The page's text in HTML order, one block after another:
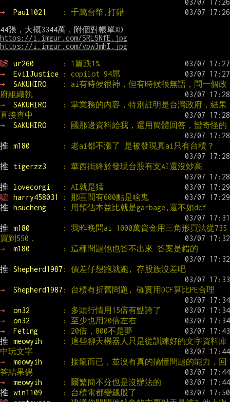
→ Paul1021
: 千萬台幣,打錯
https://i.imgur.com/SRL5NfE.jpg
https://i.imgur.com/vpw3mhI.jpg
噓
ur260
: 1篇跌1%
→
EvilJustice
: copilot 94屌
→
SAKUHIRO
: ai有時候很神，但有時候很無語，問一個政
府組織執
→
SAKUHIRO
: 掌業務的內容，特別註明是台灣政府，結果
直接查中
→
SAKUHIRO : 國那邊資料給我，還用簡體回答，蠻奇怪的
推 m180 : 老ai都不漲了 是被發現真ai只有台積？
推 tigerzz3 : 華西街終於發現台股有支AI還沒炒高
推 lovecorgi
: AI就是猛
噓
harry458031
: 那區間有600點是啥鬼
推
hsucheng : 用預估本益比就是garbage,還不如dcf
推 m180
: 我昨晚問ai 1000萬資金用三角形買法從735
買到550，
→
m180 : 這種問題他也答不出來 答案是錯的
推 Shepherd1987 : 價差仔想跑就跑, 存股族沒差吧
→ Shepherd1987 : 台積有折舊問題, 確實用DCF算比PE合理
→ on32
: 多頭行情用15倍有點誇了
→
on32
: 至少也用20倍左右
→
Feting
: 20倍，800不是夢
推
meowyih
: 這些聊天機器人只是從訓練好的文字資料庫
中玩文字
→
meowyih
: 接龍而已，並沒有真的搞懂問題的能力，回
答結果偶
→
meowyih
: 爾繁簡不分也是沒辦法的
推
win1109
: 台積電都變飆股了